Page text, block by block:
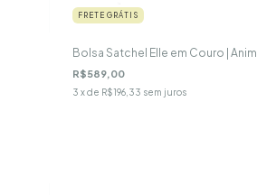
FRETE GRÁTIS
Bolsa Satchel Elle em Couro |
R$589,00
3 x de R$196,33 sem juros